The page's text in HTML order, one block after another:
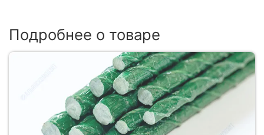
Подробнее о товаре